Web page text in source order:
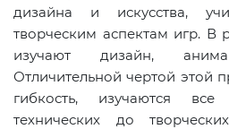
дизайна и искусства,
творческим аспектам игр. В
изучают дизайн,
Отличительной чертой этой
гибкость, изучаются
технических до